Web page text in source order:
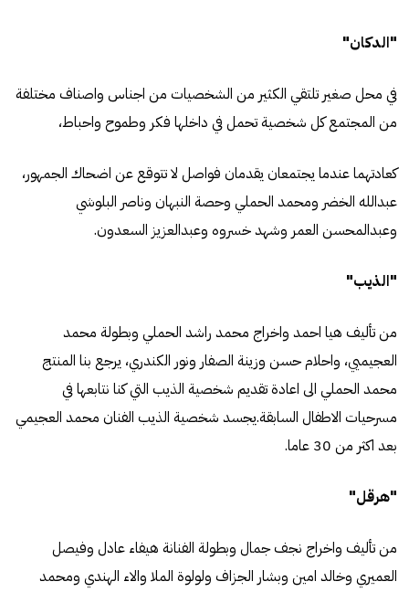
"الدكان"
في محل صغير تلتقي الكثير من الشخصيات من اجناس واصناف مختلفة
من المجتمع كل شخصية تحمل في داخلها فكر وطموح واحباط،
كعادتهما عندما يجتمعان يقدمان فواصل لا تتوقع عن اضحاك الجمهور،
عبدالله الخضر ومحمد الحملي وحصة النبهان وناصر البلوشي
وعبدالمحسن العمر وشهد خسروه وعبدالعزيز السعدون.
"الذيب"
من تأليف هيا احمد واخراج محمد راشد الحملي وبطولة محمد
العجيميي، واحلام حسن وزينة الصفار ونور الكندري، يرجع بنا المنتج
محمد الحملي الى اعادة تقديم شخصية الذيب التي كنا نتابعها في
مسرحيات الاطفال السابقة.يجسد شخصية الذيب الفنان محمد العجيمي
بعد اكثر من 30 عاما.
"هرقل"
من تأليف واخراج نجف جمال وبطولة الفنانة هيفاء عادل وفيصل
العميري وخالد امين وبشار الجزاف ولولوة الملا والاء الهندي ومحمد